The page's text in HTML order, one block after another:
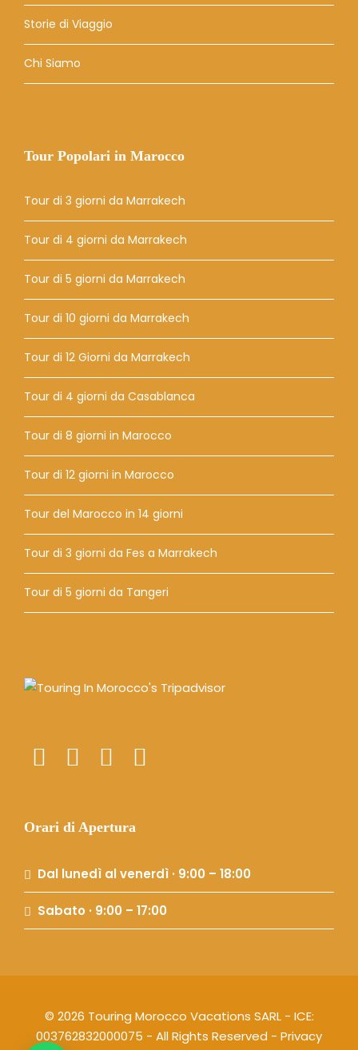
Storie di Viaggio
Chi Siamo
Tour Popolari in Marocco
Tour di 3 giorni da Marrakech
Tour di 4 giorni da Marrakech
Tour di 5 giorni da Marrakech
Tour di 10 giorni da Marrakech
Tour di 12 Giorni da Marrakech
Tour di 4 giorni da Casablanca
Tour di 8 giorni in Marocco
Tour di 12 giorni in Marocco
Tour del Marocco in 14 giorni
Tour di 3 giorni da Fes a Marrakech
Tour di 5 giorni da Tangeri
Orari di Apertura
Dal lunedì al venerdì · 9:00 – 18:00
Sabato · 9:00 – 17:00
© 2026 Touring Morocco Vacations SARL - ICE:
003762832000075 - All Rights Reserved - Privacy